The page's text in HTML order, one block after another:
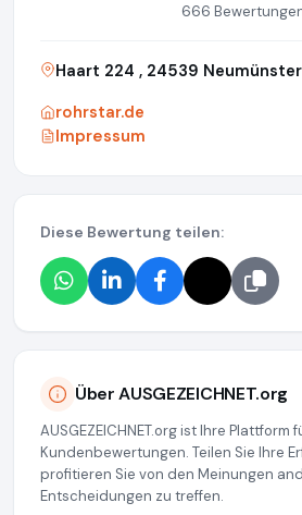
666
Haart 224 , 24539 Neumünster
rohrstar.de
Impressum
Diese Bewertung teilen:
Über AUSGEZEICHNET.org
AUSGEZEICHNET.org ist Ihre Plattform
Kundenbewertungen. Teilen Sie Ihre
profitieren Sie von den Meinungen
Entscheidungen zu treffen.